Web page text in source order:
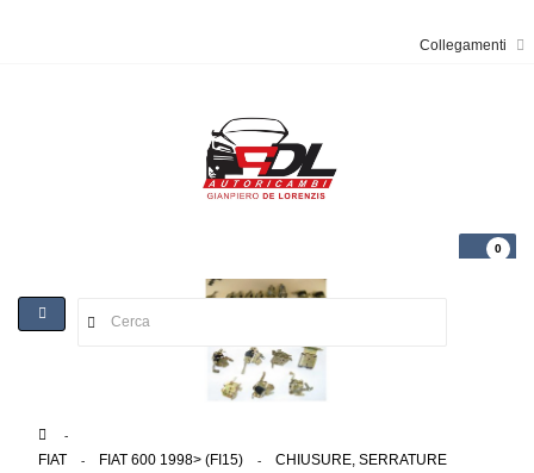
Collegamenti
0
Toggle
>
FIAT
> FIAT 600 1998> (FI15) >
CHIUSURE, SERRATURE